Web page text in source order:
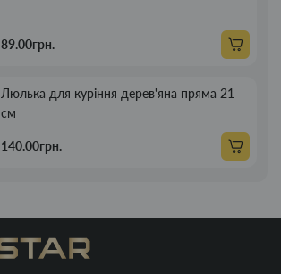
89.00грн.
Люлька для куріння дерев'яна пряма 21
см
140.00грн.